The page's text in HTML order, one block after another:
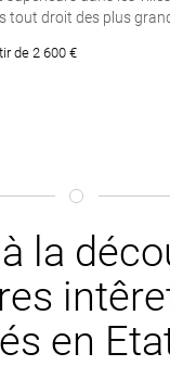
tout droit des plus
de 2 600 €
la
en